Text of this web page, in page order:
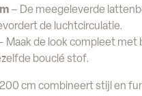
– De meegeleverde
de luchtcirculatie.
Maak de look compleet met
bouclé stof.
cm combineert stijl en